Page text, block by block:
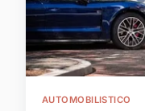
AUTOMOBILISTICO